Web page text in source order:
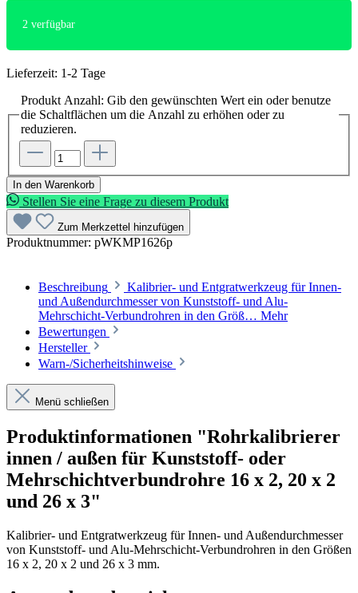
2 verfügbar
Lieferzeit: 1-2 Tage
Produkt Anzahl: Gib den gewünschten Wert ein oder benutze
die Schaltflächen um die Anzahl zu erhöhen oder zu
reduzieren.
In den Warenkorb
Stellen Sie eine Frage zu diesem Produkt
Zum Merkzettel hinzufügen
Produktnummer: pWKMP1626p
Beschreibung
Kalibrier- und Entgratwerkzeug für Innen-
und Außendurchmesser von Kunststoff- und Alu-
Mehrschicht-Verbundrohren in den Größ… Mehr
Bewertungen
Hersteller
Warn-/Sicherheitshinweise
Menü schließen
Produktinformationen "Rohrkalibrierer
innen / außen für Kunststoff- oder
Mehrschichtverbundrohre 16 x 2, 20 x 2
und 26 x 3"
Kalibrier- und Entgratwerkzeug für Innen- und Außendurchmesser
von Kunststoff- und Alu-Mehrschicht-Verbundrohren in den Größen
16 x 2, 20 x 2 und 26 x 3 mm.